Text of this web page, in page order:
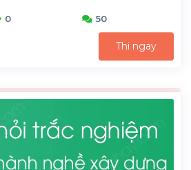
0 50
Thi ngay